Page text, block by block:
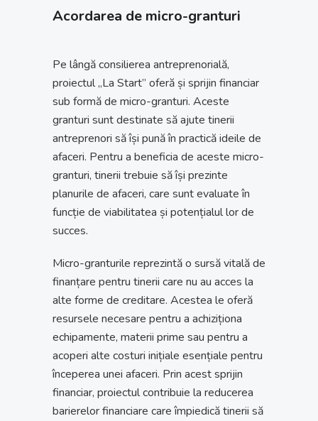
Acordarea de micro-granturi
Pe lângă consilierea antreprenorială,
proiectul „La Start” oferă și sprijin financiar
sub formă de micro-granturi. Aceste
granturi sunt destinate să ajute tinerii
antreprenori să își pună în practică ideile de
afaceri. Pentru a beneficia de aceste micro-
granturi, tinerii trebuie să își prezinte
planurile de afaceri, care sunt evaluate în
funcție de viabilitatea și potențialul lor de
succes.
Micro-granturile reprezintă o sursă vitală de
finanțare pentru tinerii care nu au acces la
alte forme de creditare. Acestea le oferă
resursele necesare pentru a achiziționa
echipamente, materii prime sau pentru a
acoperi alte costuri inițiale esențiale pentru
începerea unei afaceri. Prin acest sprijin
financiar, proiectul contribuie la reducerea
barierelor financiare care împiedică tinerii să